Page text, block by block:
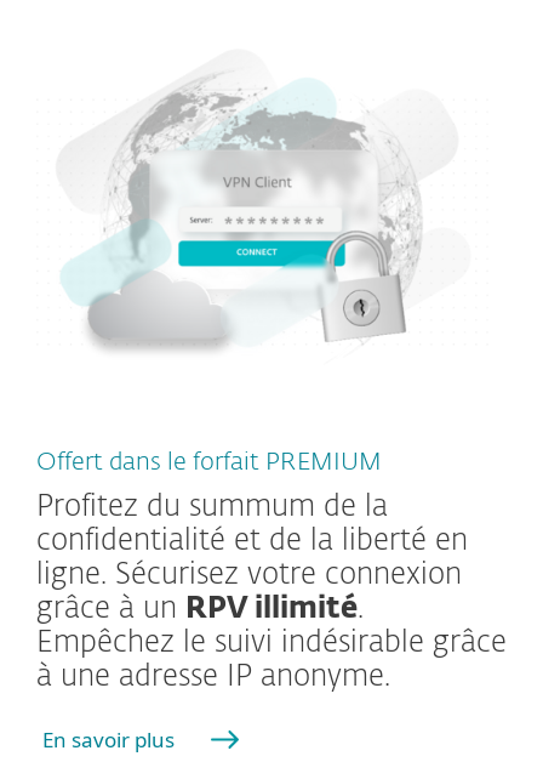
Offert dans le forfait PREMIUM
Profitez du summum de la
confidentialité et de la liberté en
ligne. Sécurisez votre connexion
grâce à un
RPV illimité.
Empêchez le suivi indésirable grâce
à une adresse IP anonyme.
En savoir plus